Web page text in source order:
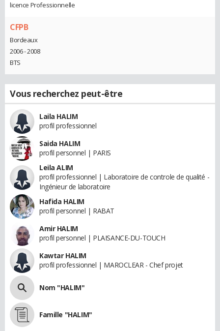
licence Professionnelle
CFPB
Bordeaux
2006 - 2008
BTS
Vous recherchez peut-être
Laila HALIM
profil professionnel
Saida HALIM
profil personnel | PARIS
Leila ALIM
profil professionnel | Laboratoire de controle de qualité -
Ingénieur de laboratoire
Hafida HALIM
profil personnel | RABAT
Amir HALIM
profil personnel | PLAISANCE-DU-TOUCH
Kawtar HALIM
profil professionnel | MAROCLEAR - Chef projet
Nom "HALIM"
Famille "HALIM"